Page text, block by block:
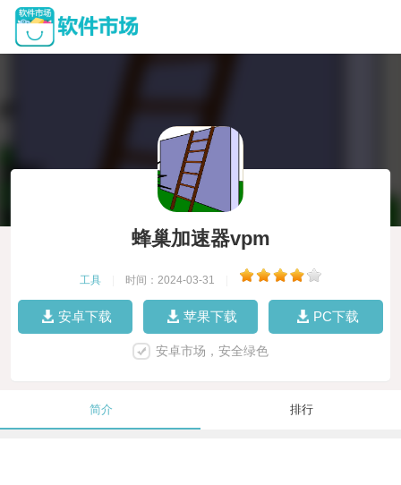
蜂巢加速器vpm
工具 时间：2024-03-31
安卓下载 苹果下载 PC下载
安卓市场，安全绿色
简介 排行